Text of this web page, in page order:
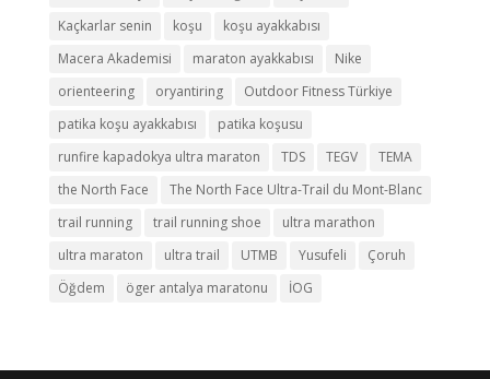
Kaçkarlar senin
koşu
koşu ayakkabısı
Macera Akademisi
maraton ayakkabısı
Nike
orienteering
oryantiring
Outdoor Fitness Türkiye
patika koşu ayakkabısı
patika koşusu
runfire kapadokya ultra maraton
TDS TEGV
TEMA
the North Face
The North Face Ultra-Trail du Mont-Blanc
trail running
trail running shoe
ultra marathon
ultra maraton
ultra trail UTMB Yusufeli
Çoruh
Öğdem
öger antalya maratonu İOG